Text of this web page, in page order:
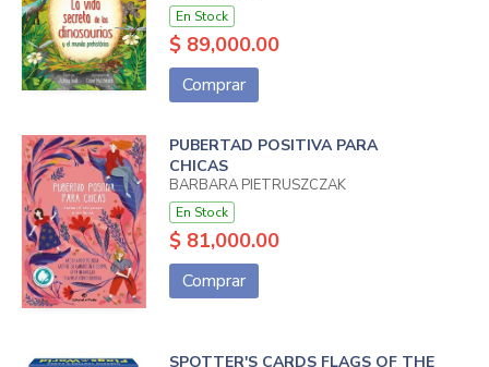
En Stock
$ 89,000.00
Comprar
PUBERTAD POSITIVA PARA
CHICAS
BARBARA PIETRUSZCZAK
En Stock
$ 81,000.00
Comprar
SPOTTER'S CARDS FLAGS OF THE